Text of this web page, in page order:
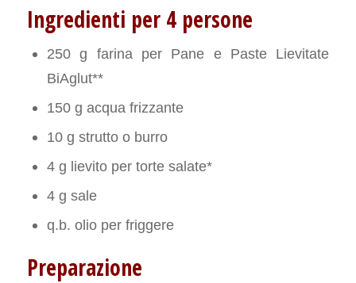
Ingredienti per 4 persone
250 g farina per Pane e Paste Lievitate
BiAglut**
150 g acqua frizzante
10 g strutto o burro
4 g lievito per torte salate*
4 g sale
q.b. olio per friggere
Preparazione